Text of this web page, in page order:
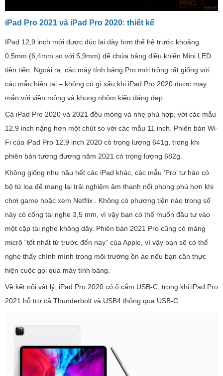
iPad Pro 2021 và iPad Pro 2020: thiết kế
IPad 12,9 inch mới được đúc lại dày hơn thế hệ trước khoảng
0,5mm (6,4mm so với 5,9mm) để chứa bảng điều khiển Mini LED
tiên tiến. Ngoài ra, các máy tính bảng Pro mới trông rất giống với
các mẫu hiện tại – không có gì xấu khi iPad Pro 2020 được may
mắn với viền mỏng và khung nhôm kiểu dáng đẹp.
Cả iPad Pro 2020 và 2021 đều mỏng và nhẹ phù hợp, với các mẫu
12,9 inch nặng hơn một chút so với các mẫu 11 inch. Phiên bản Wi-
Fi của iPad Pro 12,9 inch 2020 có trọng lượng 641g, trong khi
phiên bản tương đương năm 2021 có trọng lượng 682g.
Không giống như hầu hết các iPad khác, các mẫu ‘Pro’ tự hào có
bộ tứ loa để mang lại trải nghiệm âm thanh nổi phong phú hơn khi
chơi game hoặc xem Netflix . Không có phương tiện nào trong số
này có cổng tai nghe 3,5 mm, vì vậy bạn có thể muốn đầu tư vào
một cặp tai nghe không dây. Phiên bản 2021 Pro cũng có mảng
micrô “tốt nhất từ ​​trước đến nay” của Apple, vì vậy bạn sẽ có thể
nghe thấy chính mình trong môi trường ồn ào nếu bạn cần thực
hiện cuộc gọi qua máy tính bảng.
Về kết nối vật lý, iPad Pro 2020 có ổ cắm USB-C, trong khi iPad Pro
2021 hỗ trợ cả Thunderbolt và USB4 thông qua USB-C.